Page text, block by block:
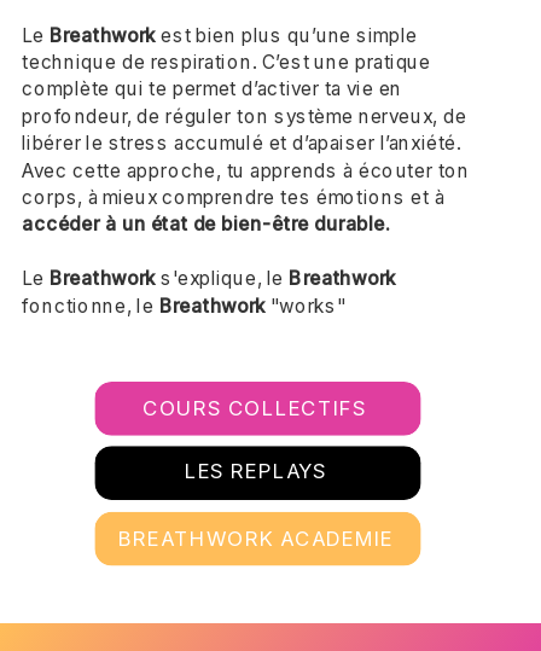
COURS COLLECTIFS
LES REPLAYS
BREATHWORK ACADEMIE
Le Breathworkest bien plus qu’une simple
technique de respiration. C’est une pratique
complète qui te permet d’activer ta vie en
profondeur, de réguler ton système nerveux, de
libérer le stress accumulé et d’apaiser l’anxiété.
Avec cette approche, tu apprends à écouter ton
corps, à mieux comprendre tes émotions et à
accéder à un état de bien-être durable.
Le Breathworks'explique, le Breathwork
fonctionne, le Breathwork"works"